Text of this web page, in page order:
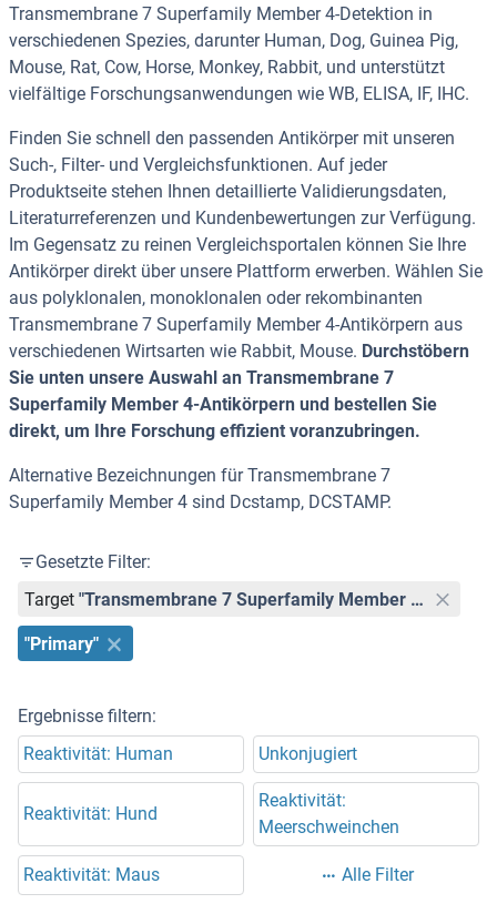
Transmembrane 7 Superfamily Member 4-Detektion in
verschiedenen Spezies, darunter Human, Dog, Guinea Pig,
Mouse, Rat, Cow, Horse, Monkey, Rabbit, und unterstützt
vielfältige Forschungsanwendungen wie WB, ELISA, IF, IHC.
Finden Sie schnell den passenden Antikörper mit unseren
Such-, Filter- und Vergleichsfunktionen. Auf jeder
Produktseite stehen Ihnen detaillierte Validierungsdaten,
Literaturreferenzen und Kundenbewertungen zur Verfügung.
Im Gegensatz zu reinen Vergleichsportalen können Sie Ihre
Antikörper direkt über unsere Plattform erwerben. Wählen Sie
aus polyklonalen, monoklonalen oder rekombinanten
Transmembrane 7 Superfamily Member 4-Antikörpern aus
verschiedenen Wirtsarten wie Rabbit, Mouse. Durchstöbern
Sie unten unsere Auswahl an Transmembrane 7
Superfamily Member 4-Antikörpern und bestellen Sie
direkt, um Ihre Forschung effizient voranzubringen.
Alternative Bezeichnungen für Transmembrane 7
Superfamily Member 4 sind Dcstamp, DCSTAMP.
Gesetzte Filter:
Target
"Transmembrane 7 Superfamily Member 4 (TM7SF4)"
"Primary"
Ergebnisse filtern:
Reaktivität: Human
Unkonjugiert
Reaktivität: Hund
Reaktivität:
Meerschweinchen
Reaktivität: Maus Alle Filter